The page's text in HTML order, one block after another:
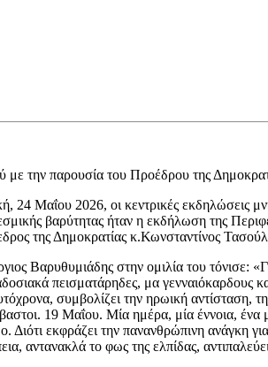
την παρουσία του Προέδρου της
24 Μαΐου 2026, οι κεντρικές
βαρύτητας ήταν η εκδήλωση της
της Δημοκρατίας κ.Κωνσταντίνος
Βαρυθυμιάδης στην ομιλία του τόνισε:
πεισματάρηδες, μα
συμβολίζει την ηρωική αντίσταση,
19 Μαΐου. Μία ημέρα, μία έννοια,
εκφράζει την πανανθρώπινη ανάγκη
αντανακλά το φως της ελπίδας,